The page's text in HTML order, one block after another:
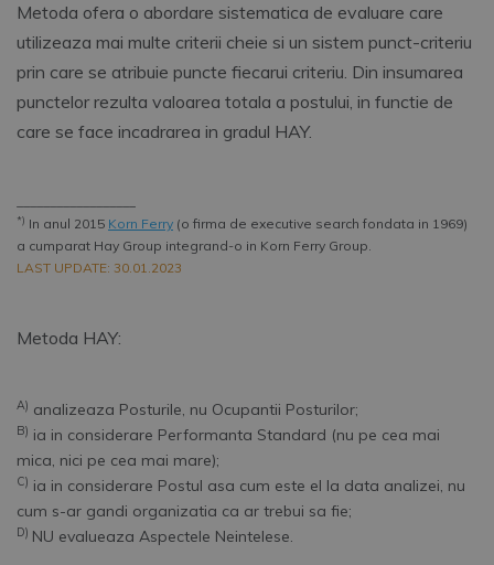
Metoda ofera o abordare sistematica de evaluare care
utilizeaza mai multe criterii cheie si un sistem punct-criteriu
prin care se atribuie puncte fiecarui criteriu. Din insumarea
punctelor rezulta valoarea totala a postului, in functie de
care se face incadrarea in gradul HAY.
*) In anul 2015 Korn Ferry (o firma de executive search fondata in 1969)
a cumparat Hay Group integrand-o in Korn Ferry Group.
LAST UPDATE: 30.01.2023
Metoda HAY:
A) analizeaza Posturile, nu Ocupantii Posturilor;
B) ia in considerare Performanta Standard (nu pe cea mai
mica, nici pe cea mai mare);
C) ia in considerare Postul asa cum este el la data analizei, nu
cum s-ar gandi organizatia ca ar trebui sa fie;
D) NU evalueaza Aspectele Neintelese.